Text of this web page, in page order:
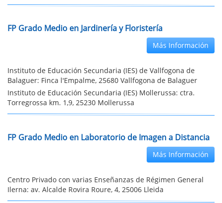
FP Grado Medio en Jardinería y Floristería
Más Información
Instituto de Educación Secundaria (IES) de Vallfogona de
Balaguer: Finca l'Empalme, 25680 Vallfogona de Balaguer
Instituto de Educación Secundaria (IES) Mollerussa: ctra.
Torregrossa km. 1,9, 25230 Mollerussa
FP Grado Medio en Laboratorio de Imagen a Distancia
Más Información
Centro Privado con varias Enseñanzas de Régimen General
Ilerna: av. Alcalde Rovira Roure, 4, 25006 Lleida